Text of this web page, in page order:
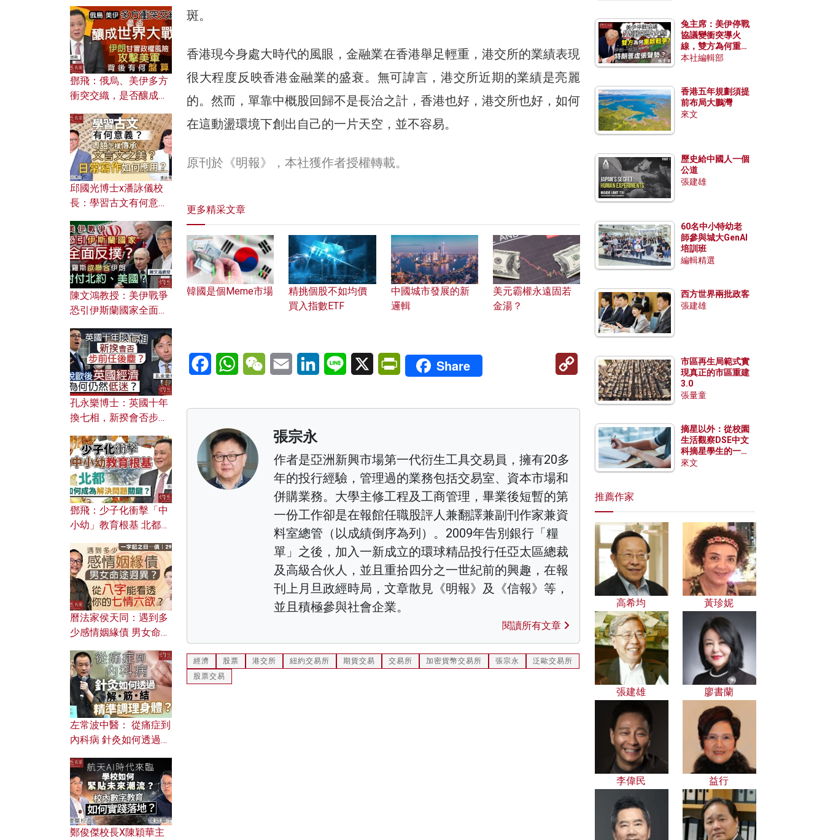
斑。
香港現今身處大時代的風眼，金融業在香港舉足輕重，港交所的業績表現
很大程度反映香港金融業的盛衰。無可諱言，港交所近期的業績是亮麗
的。然而，單靠中概股回歸不是長治之計，香港也好，港交所也好，如何
在這動盪環境下創出自己的一片天空，並不容易。
原刊於《明報》，本社獲作者授權轉載。
更多精采文章
韓國是個Meme市場
精挑個股不如均價
買入指數ETF
中國城市發展的新
邏輯
美元霸權永遠固若
金湯？
FacebookWhatsAppWeChatEmail LinkedInLine X PrintFriendly
Share
Copy
張宗永
作者是亞洲新興市場第一代衍生工具交易員，擁有20多
年的投行經驗，管理過的業務包括交易室、資本市場和
併購業務。大學主修工程及工商管理，畢業後短暫的第
一份工作卻是在報館任職股評人兼翻譯兼副刊作家兼資
料室總管（以成績倒序為列）。2009年告別銀行「糧
單」之後，加入一新成立的環球精品投行任亞太區總裁
及高級合伙人，並且重拾四分之一世紀前的興趣，在報
刊上月旦政經時局，文章散見《明報》及《信報》等，
並且積極參與社會企業。
閱讀所有文章
經濟 股票 港交所 紐約交易所 期貨交易 交易所 加密貨幣交易所 張宗永
泛歐交易所
股票交易
何避免遭AI演算法操
控？
鄧飛：俄烏、美伊多方
衝突交織，是否釀成世
風險攻擊美軍，背後有
何盤算？
邱國光博士x潘詠儀校
長：學習古文有何意
文之美？ 日常寫作如何
應用？
陳文鴻教授：美伊戰爭
恐引伊斯蘭國家全面反
對付北約美國？
孔永樂博士：英國十年
換七相，新揆會否步前
濟為何仍然低迷？
鄧飛：少子化衝擊「中
小幼」教育根基 北都如
曆法家侯天同：遇到多
少感情姻緣債 男女命途
的七情六欲？
左常波中醫： 從痛症到
內科病 針灸如何透過解
鄭俊傑校長X陳穎華主
兔主席：美伊停戰
協議變衝突導火
線，雙方為何重啟
戰爭？伊朗一早洞
本社編輯部
香港五年規劃須提
前布局大鵬灣
來文
歷史給中國人一個
公道
張建雄
60名中小特幼老
師參與城大GenAI
培訓班
編輯精選
西方世界兩批政客
張建雄
市區再生局範式實
現真正的市區重建
3.0
張量童
摘星以外：從校園
生活觀察DSE中文
科摘星學生的一點
特質
來文
推薦作家
高希均 黃珍妮
張建雄 廖書蘭
李偉民 益行